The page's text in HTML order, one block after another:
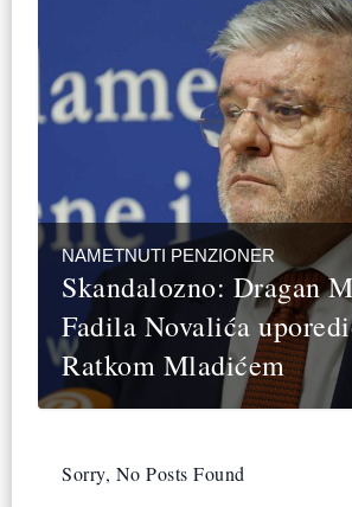
NAMETNUTI PENZIONER
Skandalozno: Dragan
Fadila Novalića
Ratkom Mladićem
Sorry, No Posts Found